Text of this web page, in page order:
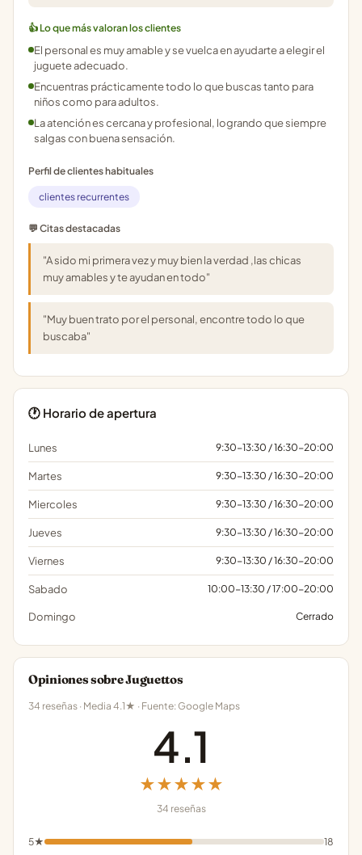
👍 Lo que más valoran los clientes
El personal es muy amable y se vuelca en ayudarte a elegir el
juguete adecuado.
Encuentras prácticamente todo lo que buscas tanto para
niños como para adultos.
La atención es cercana y profesional, logrando que siempre
salgas con buena sensación.
Perfil de clientes habituales
clientes recurrentes
💬 Citas destacadas
"A sido mi primera vez y muy bien la verdad ,las chicas
muy amables y te ayudan en todo"
"Muy buen trato por el personal, encontre todo lo que
buscaba"
🕐 Horario de apertura
Lunes 9:30-13:30 / 16:30-20:00
Martes 9:30-13:30 / 16:30-20:00
Miercoles 9:30-13:30 / 16:30-20:00
Jueves 9:30-13:30 / 16:30-20:00
Viernes 9:30-13:30 / 16:30-20:00
Sabado 10:00-13:30 / 17:00-20:00
Domingo Cerrado
Opiniones sobre Juguettos
34 reseñas · Media 4.1★ · Fuente: Google Maps
4.1
★★★★★
34 reseñas
5★
18